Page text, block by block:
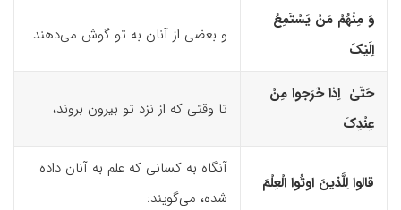
وَ مِنْهُمْ مَنْ یَسْتَمِعُ
اِلَیْکَ
و بعضی از آنان به تو گوش می‌دهند
حَتّیٰ اِذا خَرَجوا مِنْ
عِنْدِکَ
تا وقتی که از نزد تو بیرون بروند،
قالوا لِلَّذینَ اوتُوا الْعِلْمَ
آنگاه به کسانی که علم به آنان داده
شده، می‌گویند: